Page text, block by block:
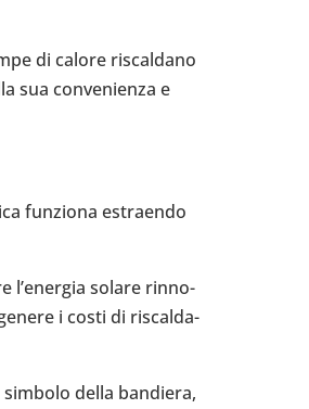
di calore riscal­dano
sua con­ve­nienza e
fun­ziona estraendo
l’e­ner­gia solare rin­no­
i costi di riscal­da­
della ban­diera,